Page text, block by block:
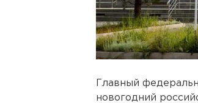
Главный
новогодний